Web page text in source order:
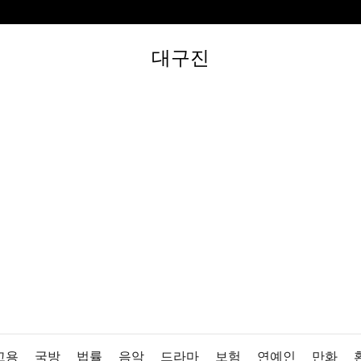
대구진
용 국방 법률 음악 드라마 보험 연예인 만화